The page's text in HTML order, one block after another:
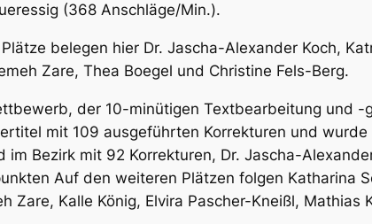
(368 Anschläge/Min.).
belegen hier Dr. Jascha-Alexander Koch,
Zare, Thea Boegel und Christine Fels-Berg.
der 10-minütigen Textbearbeitung und
mit 109 ausgeführten Korrekturen und
im Bezirk mit 92 Korrekturen, Dr. Jascha-
Auf den weiteren Plätzen folgen Katharina
Zare, Kalle König, Elvira Pascher-Kneißl, Mathias